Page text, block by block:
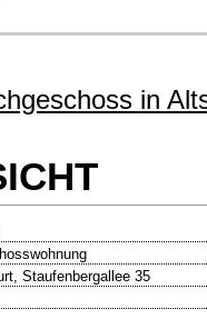
in
Staufenbergallee 35